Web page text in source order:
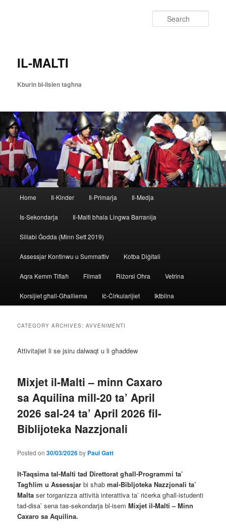
IL-MALTI
Kburin bl-ilsien tagħna
Home Il-Kinder Il-Primarja Il-Medja
Is-Sekondarja Il-Malti bħala Lingwa Barranija
Sillabi Ġodda (Minn Sett 2019)
Assessjar Kontinwu u Summattiv Kotba Diġitali
Aqra Kemm Tiflaħ Filmati Riżorsi Oħra Vetrina
Korsijiet għall-Għalliema Iċ-Ċirkularijiet Iktbilna
CATEGORY ARCHIVES:AVVENIMENTI
Attivitajiet li se jsiru dalwaqt u li għaddew
Mixjet il-Malti – minn Caxaro
sa Aquilina mill-20 ta’ April
2026 sal-24 ta’ April 2026 fil-
Biblijoteka Nazzjonali
Posted on30/03/2026by Paul Gatt
It-Taqsima tal-Malti tad Direttorat għall-Programmi ta’
Tagħlim u Assessjar bi sħabmal-Bibljoteka Nazzjonali ta’
Malta ser torganizza attività interattiva ta’ riċerka għall-istudenti
tad-disa’ sena tas-sekondarja bl-isemMixjet il-Malti – Minn
Caxaro sa Aquilina.